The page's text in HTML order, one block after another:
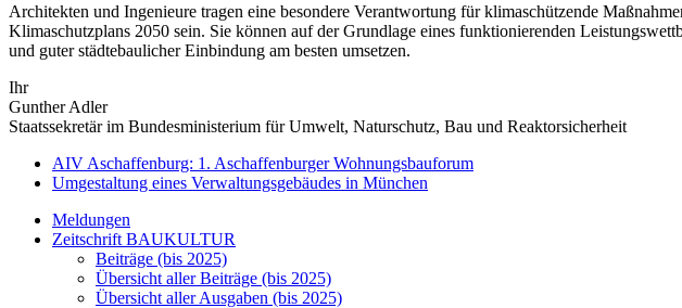
Architekten und Ingenieure tragen eine besondere Verantwortung für klimaschützende
Klimaschutzplans 2050 sein. Sie können auf der Grundlage eines funktionierenden
und guter städtebaulicher Einbindung am besten umsetzen.
Ihr
Gunther Adler
Staatssekretär im Bundesministerium für Umwelt, Naturschutz, Bau und Reaktorsicherheit
AIV Aschaffenburg: 1. Aschaffenburger Wohnungsbauforum
Umgestaltung eines Verwaltungsgebäudes in München
Meldungen
Zeitschrift BAUKULTUR
Beiträge (bis 2025)
Übersicht aller Beiträge (bis 2025)
Übersicht aller Ausgaben (bis 2025)